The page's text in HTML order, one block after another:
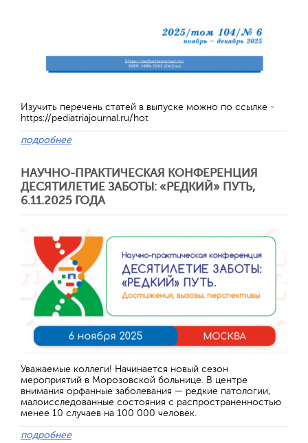
Изучить перечень статей в выпуске можно по ссылке -
https://pediatriajournal.ru/hot
подробнее
НАУЧНО-ПРАКТИЧЕСКАЯ КОНФЕРЕНЦИЯ
ДЕСЯТИЛЕТИЕ ЗАБОТЫ: «РЕДКИЙ» ПУТЬ,
6.11.2025 ГОДА
Уважаемые коллеги! Начинается новый сезон
мероприятий в Морозовской больнице. В центре
внимания орфанные заболевания — редкие патологии,
малоисследованные состояния с распространенностью
менее 10 случаев на 100 000 человек.
подробнее
Обратная
Отправить